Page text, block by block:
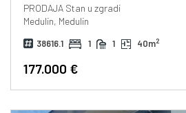
PRODAJAStan u zgradi
Medulin, Medulin
38616.1 1 1 40m2
177.000 €